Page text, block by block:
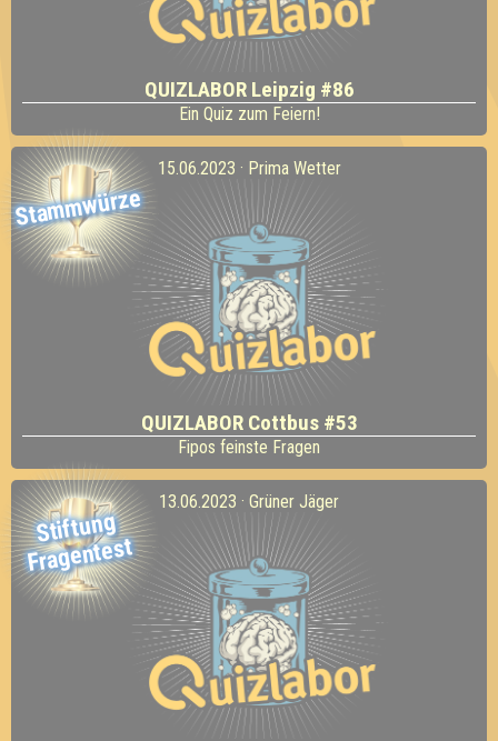
QUIZLABOR Leipzig #86
Ein Quiz zum Feiern!
Stammwürze
15.06.2023 · Prima Wetter
QUIZLABOR Cottbus #53
Fipos feinste Fragen
Stiftung
Fragentest
13.06.2023 · Grüner Jäger